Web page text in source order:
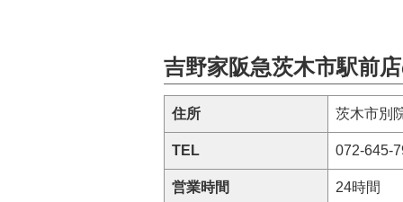
吉野家阪急茨木市駅前
住所 茨木市別
TEL 072-645-
営業時間 24時間